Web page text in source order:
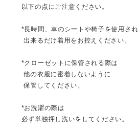
以下の点にご注意ください。
*長時間、車のシートや椅子を使用さ
出来るだけ着用をお控えください。
*クローゼットに保管される際は
他の衣服に密着しないように
保管してください。
*お洗濯の際は
必ず単独押し洗いをしてください。